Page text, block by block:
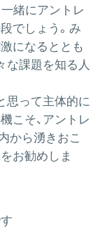
緒にアントレ
でしょう。み
になるととも
な課題を知る人
思って主体的に
こそ、アントレ
から湧きおこ
お勧めしま